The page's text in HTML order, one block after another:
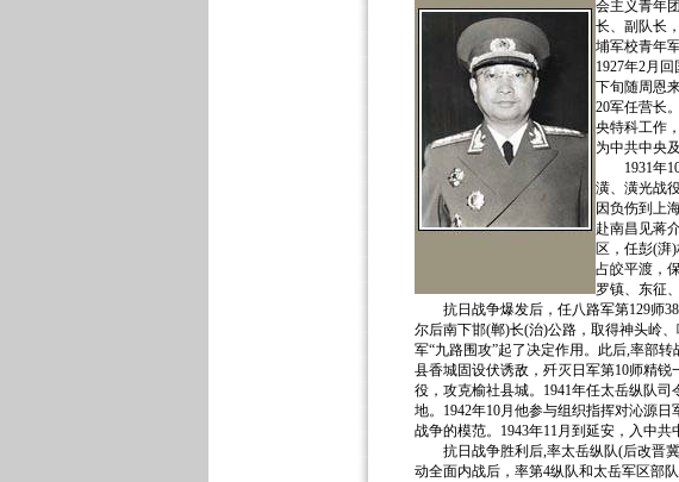
会主义青年
长、副队长
埔军校青年
1927年2月
下旬随周恩
20军任营长
央特科工作
为中共中央
1931年10
潢、潢光战
因负伤到上
赴南昌见蒋
区，任彭(湃
占皎平渡，
罗镇、东征
抗日战争爆发后，任八路军第129师
尔后南下邯(郸)长(治)公路，取得神头岭
军“九路围攻”起了决定作用。此后,率部
县香城固设伏诱敌，歼灭日军第10师精
役，攻克榆社县城。1941年任太岳纵队
地。1942年10月他参与组织指挥对沁源
战争的模范。1943年11月到延安，入中共
抗日战争胜利后,率太岳纵队(后改晋冀
动全面内战后，率第4纵队和太岳军区部